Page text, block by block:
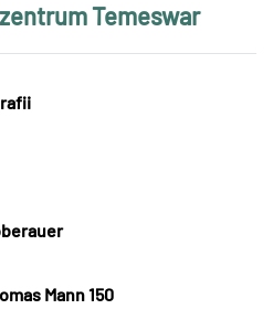
Temeswar
Mann 150